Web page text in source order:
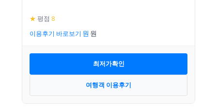
★ 평점 8
이용후기 바로보기
최저가확인
여행객 이용후기